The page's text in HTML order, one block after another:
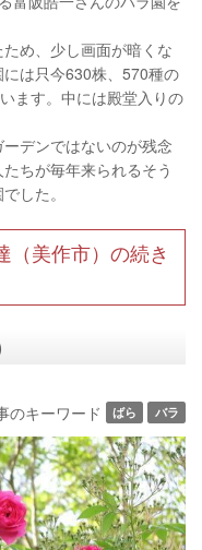
め、少し画面が暗くな
は只今630株、570種の
ます。中には殿堂入りの
デンではないのが残念
ちが毎年来られるそう
した。
（美作市）の続き
のキーワード
ばら バラ